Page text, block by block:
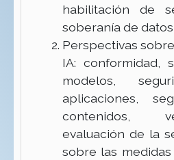
habilitación de
soberanía de datos,
Perspectivas
IA: conformidad,
modelos,
aplicaciones,
contenidos,
evaluación de la
sobre las